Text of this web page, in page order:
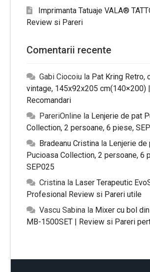
Imprimanta Tatuaje VALA®
Review si Pareri
Comentarii recente
Gabi Ciocoiu la Pat Kring Retro,
vintage, 145x92x205 cm(140×200)
Recomandari
PareriOnline la Lenjerie de pat
Collection, 2 persoane, 6 piese,
Bradeanu Cristina la Lenjerie de
Pucioasa Collection, 2 persoane, 6
SEP025
Cristina la Laser Terapeutic
Profesional Review si Pareri utile
Vascu Sabina la Mixer cu bol
MB-1500SET | Review si Pareri